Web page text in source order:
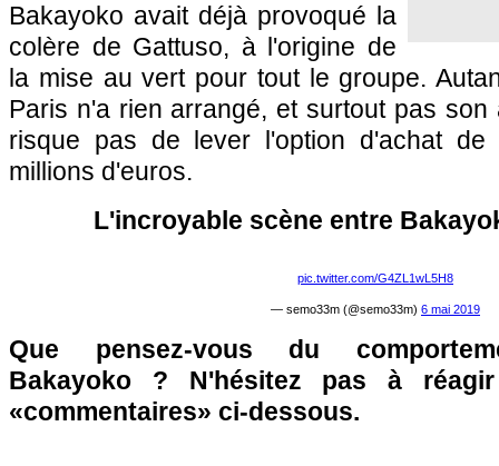
Bakayoko avait déjà provoqué la
colère de Gattuso, à l'origine de
la mise au vert pour tout le groupe.
Paris n'a rien arrangé, et surtout pas
risque pas de lever l'option d'achat
millions d'euros.
L'incroyable scène entre
pic.twitter.com/G4ZL1wL5H8
— semo33m (@semo33m) 6 mai 2019
Que pensez-vous du
Bakayoko ? N'hésitez pas à
«commentaires» ci-dessous.